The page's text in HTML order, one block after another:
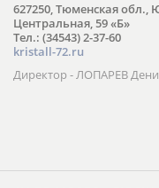
627250, Тюменская обл.,
Центральная, 59 «Б»
Тел.: (34543) 2-37-60
kristall-72.ru
Директор - ЛОПАРЕВ